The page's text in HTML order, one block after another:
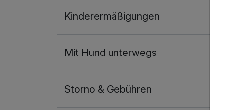
2 Erwachsene
Kinderermäßigungen
Mit Hund unterwegs
Storno & Gebühren